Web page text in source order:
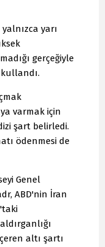
yarı
gerçeğiyle
varmak için
şart belirledi.
ödenmesi de
Genel
ABD'nin İran
altı şartı